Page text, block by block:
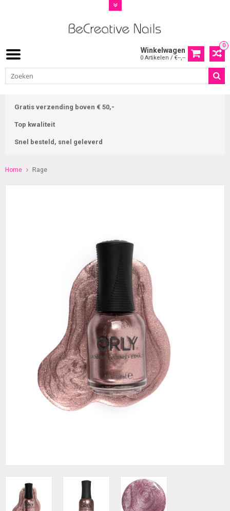
0
Winkelwagen
0 Artikelen / €--,--
Gratis verzending boven € 50,-
Top kwaliteit
Snel besteld, snel geleverd
Home Rage